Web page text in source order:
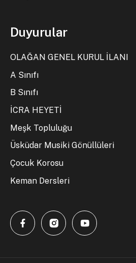
Duyurular
OLAĞAN GENEL KURUL İLANI
A Sınıfı
B Sınıfı
İCRA HEYETİ
Meşk Topluluğu
Üsküdar Musiki Gönüllüleri
Çocuk Korosu
Keman Dersleri